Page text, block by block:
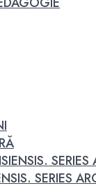
SERIES